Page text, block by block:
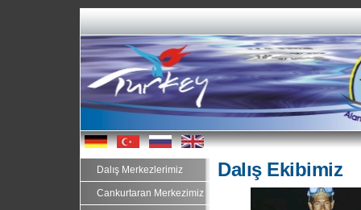
... ... ...
Dalış Merkezlerimiz
Cankurtaran Merkezimiz
Dalış Ekibimiz